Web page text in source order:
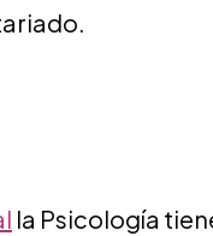
la Psicología